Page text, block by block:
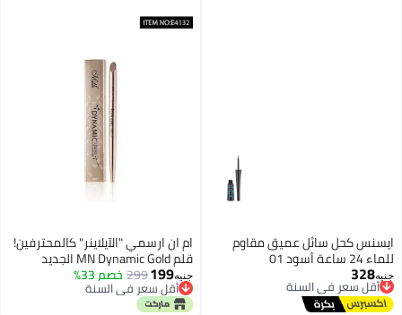
ايسنس كحل سائل عميق مقاوم
للماء 24 ساعة أسود 01
جنيه328
أقل سعر في السنة
توصيل مجاني
أقل سعر في السنة
ام ان ارسمي "الآيلاينر" كالمحترفين!
قلم MN Dynamic Gold الجديد
جنيه199
299 خصم 33%
أقل سعر في السنة
أقل سعر في السنة